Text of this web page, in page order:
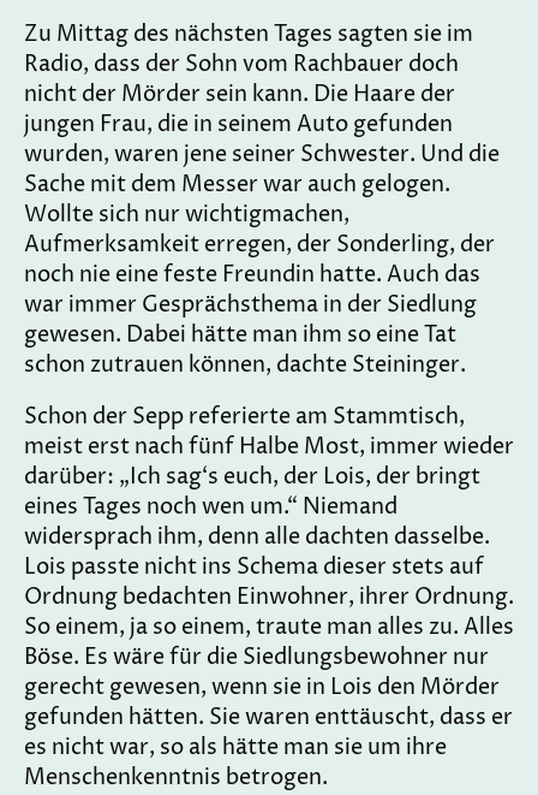
Zu Mittag des nächsten Tages sagten sie im
Radio, dass der Sohn vom Rachbauer doch
nicht der Mörder sein kann. Die Haare der
jungen Frau, die in seinem Auto gefunden
wurden, waren jene seiner Schwester. Und die
Sache mit dem Messer war auch gelogen.
Wollte sich nur wichtigmachen,
Aufmerksamkeit erregen, der Sonderling, der
noch nie eine feste Freundin hatte. Auch das
war immer Gesprächsthema in der Siedlung
gewesen. Dabei hätte man ihm so eine Tat
schon zutrauen können, dachte Steininger.
Schon der Sepp referierte am Stammtisch,
meist erst nach fünf Halbe Most, immer wieder
darüber: „Ich sag‘s euch, der Lois, der bringt
eines Tages noch wen um.“ Niemand
widersprach ihm, denn alle dachten dasselbe.
Lois passte nicht ins Schema dieser stets auf
Ordnung bedachten Einwohner, ihrer Ordnung.
So einem, ja so einem, traute man alles zu. Alles
Böse. Es wäre für die Siedlungsbewohner nur
gerecht gewesen, wenn sie in Lois den Mörder
gefunden hätten. Sie waren enttäuscht, dass er
es nicht war, so als hätte man sie um ihre
Menschenkenntnis betrogen.